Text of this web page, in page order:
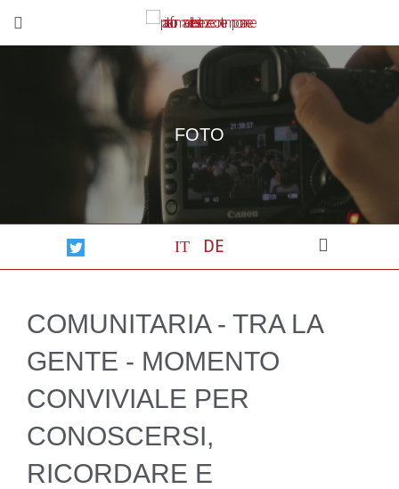
FOTO
IT DE
COMUNITARIA - TRA LA
GENTE - MOMENTO
CONVIVIALE PER
CONOSCERSI,
RICORDARE E